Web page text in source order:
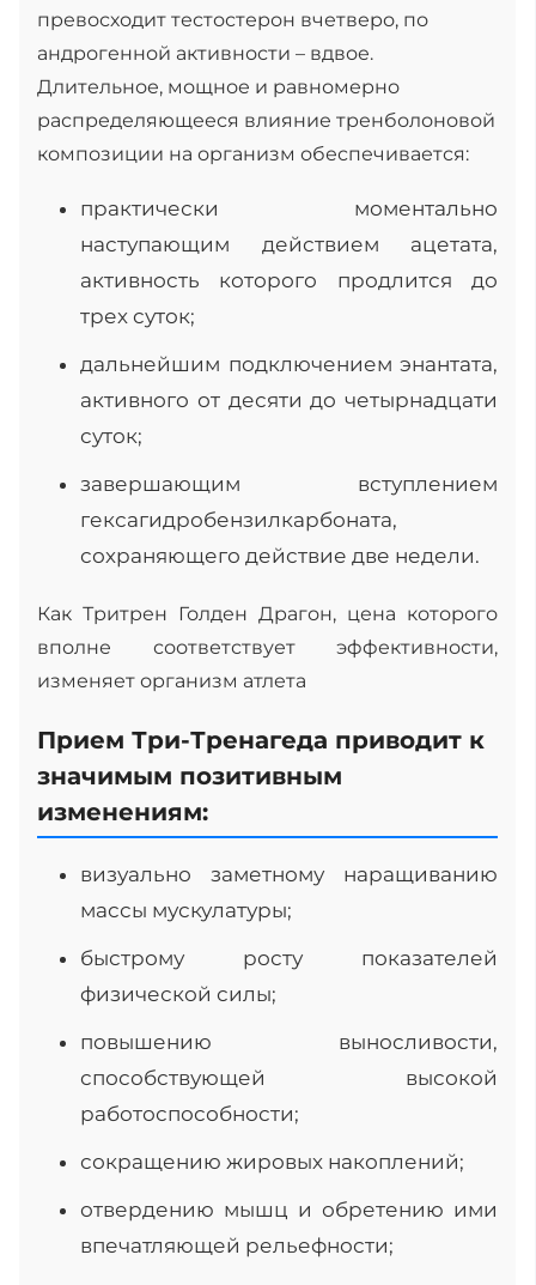
превосходит тестостерон вчетверо, по
андрогенной активности – вдвое.
Длительное, мощное и равномерно
распределяющееся влияние тренболоновой
композиции на организм обеспечивается:
практически моментально
наступающим действием ацетата,
активность которого продлится до
трех суток;
дальнейшим подключением энантата,
активного от десяти до четырнадцати
суток;
завершающим вступлением
гексагидробензилкарбоната,
сохраняющего действие две недели.
Как Тритрен Голден Драгон, цена которого
вполне соответствует эффективности,
изменяет организм атлета
Прием Три-Тренагеда приводит к
значимым позитивным
изменениям:
визуально заметному наращиванию
массы мускулатуры;
быстрому росту показателей
физической силы;
повышению выносливости,
способствующей высокой
работоспособности;
сокращению жировых накоплений;
отвердению мышц и обретению ими
впечатляющей рельефности;